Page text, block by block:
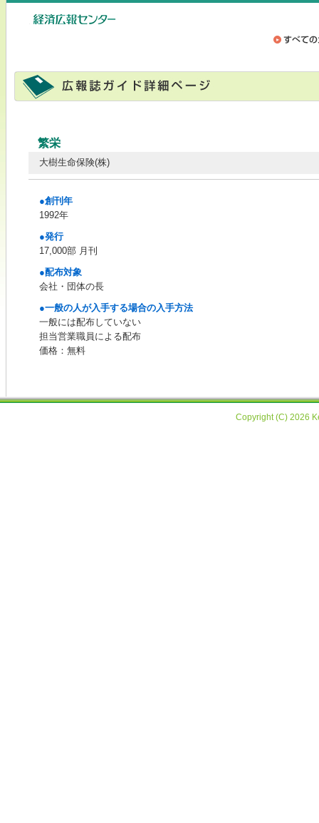
繁栄
大樹生命保険(株)
●創刊年
1992年
●発行
17,000部 月刊
●配布対象
会社・団体の長
●一般の人が入手する場合の入手方法
一般には配布していない
担当営業職員による配布
価格：無料
Copyright (C) 2026